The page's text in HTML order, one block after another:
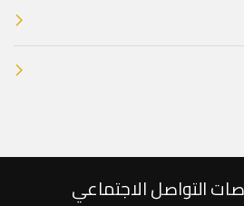
التواصل الاجتماعي